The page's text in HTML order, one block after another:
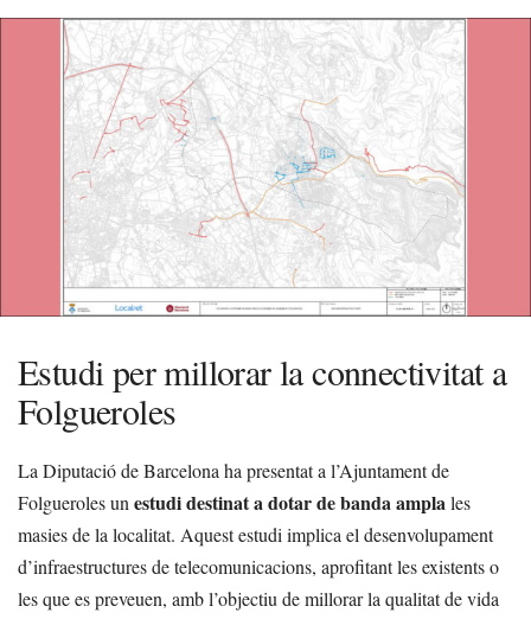
Estudi per millorar la connectivitat a
Folgueroles
La Diputació de Barcelona ha presentat a l’Ajuntament de
Folgueroles un estudi destinat a dotar de banda amplales
masies de la localitat. Aquest estudi implica el desenvolupament
d’infraestructures de telecomunicacions, aprofitant les existents o
les que es preveuen, amb l’objectiu de millorar la qualitat de vida